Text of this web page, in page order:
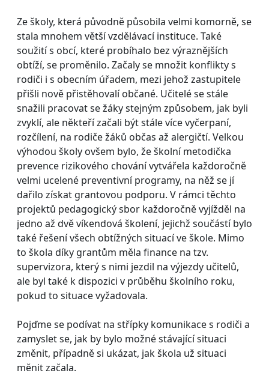
Ze školy, která původně působila velmi komorně, se
stala mnohem větší vzdělávací instituce. Také
soužití s obcí, které probíhalo bez výraznějších
obtíží, se proměnilo. Začaly se množit konflikty s
rodiči i s obecním úřadem, mezi jehož zastupitele
přišli nově přistěhovalí občané. Učitelé se stále
snažili pracovat se žáky stejným způsobem, jak byli
zvyklí, ale někteří začali být stále více vyčerpaní,
rozčílení, na rodiče žáků občas až alergičtí. Velkou
výhodou školy ovšem bylo, že školní metodička
prevence rizikového chování vytvářela každoročně
velmi ucelené preventivní programy, na něž se jí
dařilo získat grantovou podporu. V rámci těchto
projektů pedagogický sbor každoročně vyjížděl na
jedno až dvě víkendová školení, jejichž součástí bylo
také řešení všech obtížných situací ve škole. Mimo
to škola díky grantům měla finance na tzv.
supervizora, který s nimi jezdil na výjezdy učitelů,
ale byl také k dispozici v průběhu školního roku,
pokud to situace vyžadovala.
Pojďme se podívat na střípky komunikace s rodiči a
zamyslet se, jak by bylo možné stávající situaci
změnit, případně si ukázat, jak škola už situaci
měnit začala.